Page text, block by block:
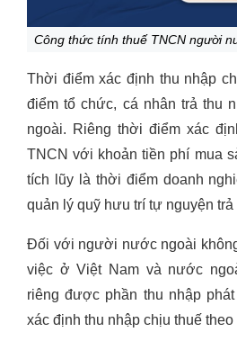
Công thức tính thuế TNCN người
Thời điểm xác định thu nhập
điểm tổ chức, cá nhân trả thu
ngoài. Riêng thời điểm xác
TNCN với khoản tiền phí mua
tích lũy là thời điểm doanh
quản lý quỹ hưu trí tự nguyện trả
Đối với người nước ngoài
việc ở Việt Nam và nước
riêng được phần thu nhập
xác định thu nhập chịu thuế